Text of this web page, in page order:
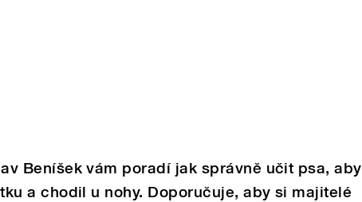
Beníšek vám poradí jak správně učit psa, aby
a chodil u nohy. Doporučuje, aby si majitelé